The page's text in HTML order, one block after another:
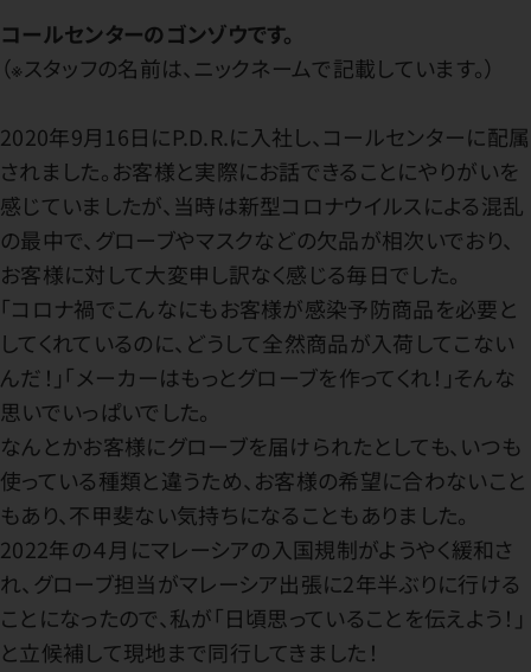
コールセンターのゴンゾウです。
（※スタッフの名前は、ニックネームで記載しています。）
2020年9月16日にP.D.R.に入社し、コールセンターに配属
されました。お客様と実際にお話できることにやりがいを
感じていましたが、当時は新型コロナウイルスによる混乱
の最中で、グローブやマスクなどの欠品が相次いでおり、
お客様に対して大変申し訳なく感じる毎日でした。
「コロナ禍でこんなにもお客様が感染予防商品を必要と
してくれているのに、どうして全然商品が入荷してこない
んだ！」「メーカーはもっとグローブを作ってくれ！」そんな
思いでいっぱいでした。
なんとかお客様にグローブを届けられたとしても、いつも
使っている種類と違うため、お客様の希望に合わないこと
もあり、不甲斐ない気持ちになることもありました。
2022年の４月にマレーシアの入国規制がようやく緩和さ
れ、グローブ担当がマレーシア出張に2年半ぶりに行ける
ことになったので、私が「日頃思っていることを伝えよう！」
と立候補して現地まで同行してきました！